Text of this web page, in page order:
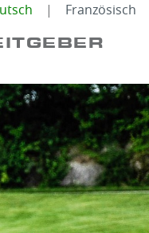
Französisch